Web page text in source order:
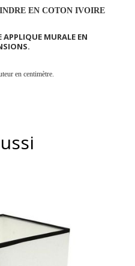
EN COTON IVOIRE
MURALE EN
en centimètre.